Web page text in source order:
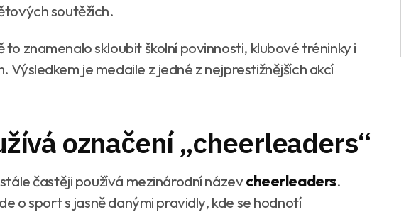
soutěžích.
znamenalo skloubit školní povinnosti, klubové tréninky i
Výsledkem je medaile z jedné z nejprestižnějších akcí
označení „cheerleaders“
častěji používá mezinárodní názevcheerleaders.
o sport s jasně danými pravidly, kde se hodnotí